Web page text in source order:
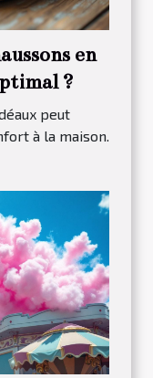
en
?
peut
à la maison.